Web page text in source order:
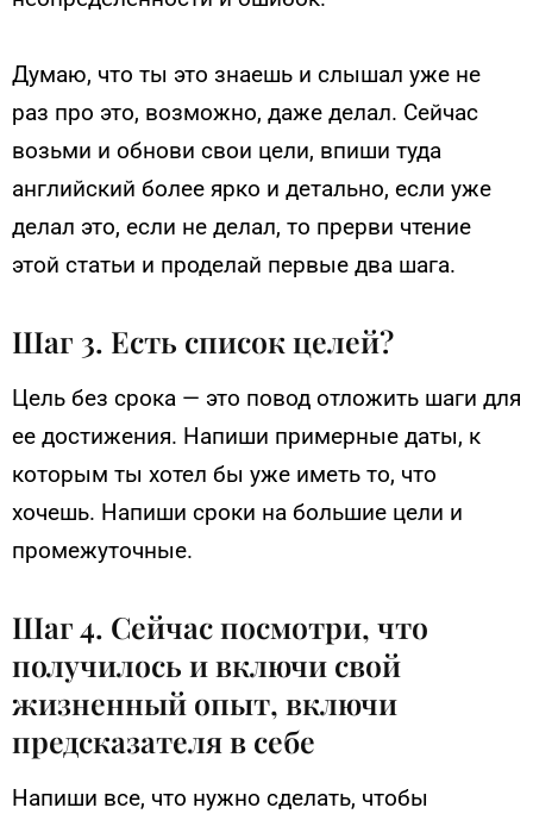
Думаю, что ты это знаешь и слышал уже не
раз про это, возможно, даже делал. Сейчас
возьми и обнови свои цели, впиши туда
английский более ярко и детально, если уже
делал это, если не делал, то прерви чтение
этой статьи и проделай первые два шага.
Шаг 3. Есть список целей?
Цель без срока — это повод отложить шаги для
ее достижения. Напиши примерные даты, к
которым ты хотел бы уже иметь то, что
хочешь. Напиши сроки на большие цели и
промежуточные.
Шаг 4. Сейчас посмотри, что
получилось и включи свой
жизненный опыт, включи
предсказателя в себе
Напиши все, что нужно сделать, чтобы